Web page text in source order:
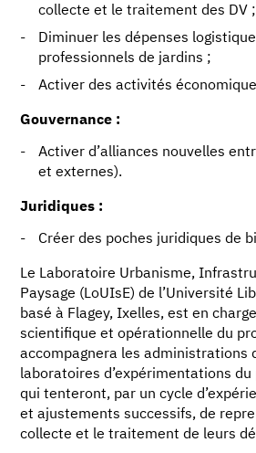
collecte et le traitement des DV ;
Diminuer les dépenses
professionnels de jardins ;
Activer des activités
Gouvernance :
Activer d’alliances nouvelles
et externes).
Juridiques :
Créer des poches juridiques de
Le Laboratoire Urbanisme,
Paysage (LoUIsE) de l’Université
basé à Flagey, Ixelles, est en
scientifique et opérationnelle du
accompagnera les administrations
laboratoires d’expérimentations
qui tenteront, par un cycle
et ajustements successifs, de
collecte et le traitement de leurs